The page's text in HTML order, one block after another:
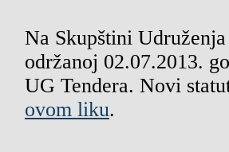
Na Skupštini
održanoj 02.07.2013.
UG Tendera. Novi
ovom liku.